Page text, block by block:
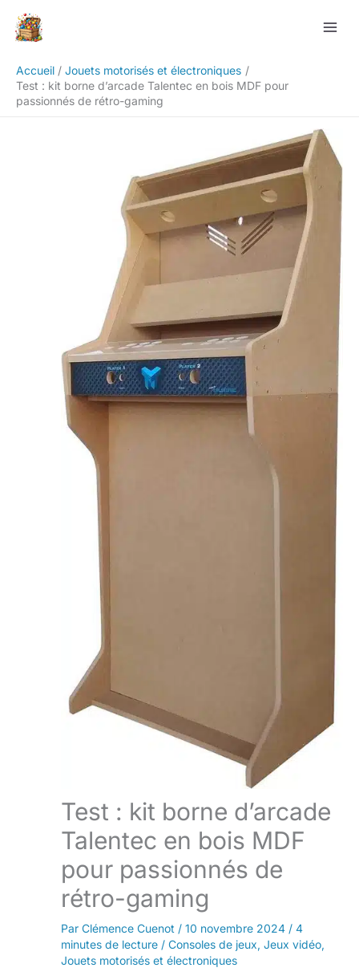
Accueil
Jouets motorisés et électroniques
Test : kit borne d’arcade Talentec en bois MDF pour
passionnés de rétro-gaming
Test : kit borne d’arcade
Talentec en bois MDF
pour passionnés de
rétro-gaming
Par Clémence Cuenot / 10 novembre 2024 / 4
minutes de lecture / Consoles de jeux, Jeux vidéo,
Jouets motorisés et électroniques
Rechercher